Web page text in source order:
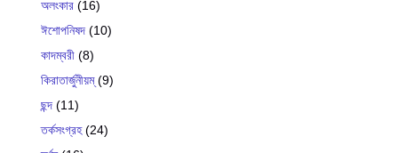
অলংকার (16)
ঈশোপনিষদ (10)
কাদম্বরী (8)
কিরাতার্জুনীয়ম্(9)
ছন্দ (11)
তর্কসংগ্রহ(24)